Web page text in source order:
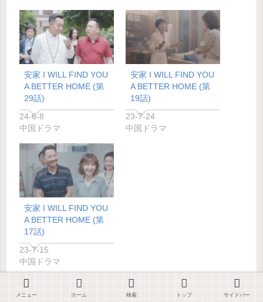
安家 I WILL FIND YOU
A BETTER HOME (第
29話)
24-6-8
中国ドラマ
安家 I WILL FIND YOU
A BETTER HOME (第
19話)
23-7-24
中国ドラマ
安家 I WILL FIND YOU
A BETTER HOME (第
17話)
23-7-15
中国ドラマ
メニュー ホーム 検索 トップ サイドバー